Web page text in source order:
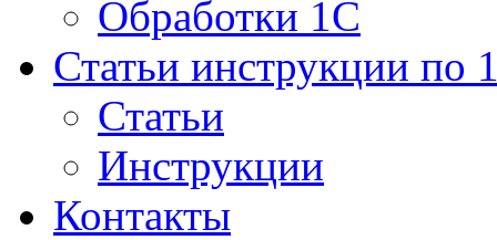
Обработки 1С
Статьи инструкции по
Статьи
Инструкции
Контакты